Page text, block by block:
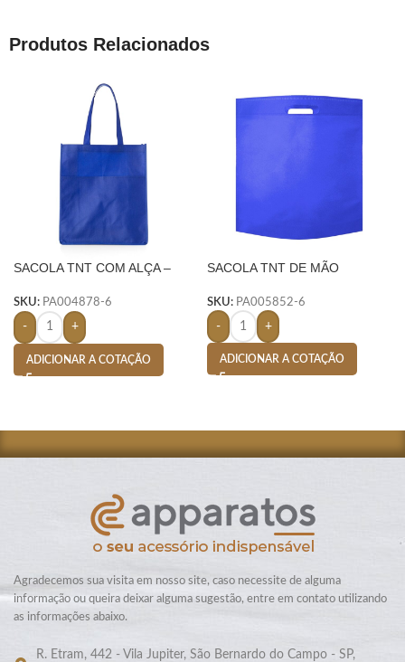
Produtos Relacionados
SACOLA TNT COM ALÇA –
SKU: PA004878-6
- +
ADICIONAR A COTAÇÃO
SACOLA TNT DE MÃO
SKU: PA005852-6
- +
ADICIONAR A COTAÇÃO
Agradecemos sua visita em nosso site, caso necessite de alguma
informação ou queira deixar alguma sugestão, entre em contato utilizando
as informações abaixo.
R. Etram, 442 - Vila Jupiter, São Bernardo do Campo - SP,